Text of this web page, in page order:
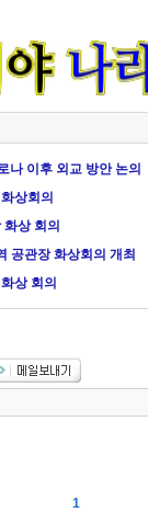
나 이후 외교 방안 논의
상회의
상 회의
공관장 화상회의 개최
상 회의
1